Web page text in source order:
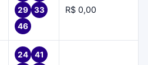
29
33
46
R$ 0,00
24
41